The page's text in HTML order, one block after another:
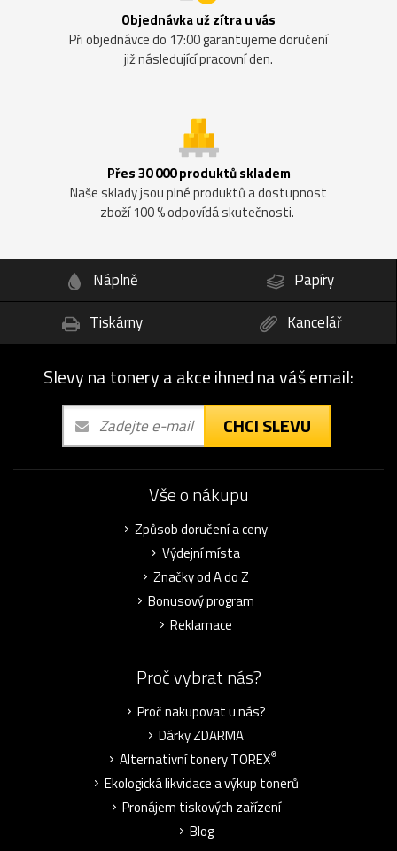
Objednávka už zítra u vás
Při objednávce do 17:00 garantujeme doručení
již následující pracovní den.
Přes 30 000 produktů skladem
Naše sklady jsou plné produktů a dostupnost
zboží 100 % odpovídá skutečnosti.
Náplně
Papíry
Tiskárny
Kancelář
Slevy na tonery a akce ihned na váš email:
CHCI SLEVU
Vše o nákupu
Způsob doručení a ceny
Výdejní místa
Značky od A do Z
Bonusový program
Reklamace
Proč vybrat nás?
Proč nakupovat u nás?
Dárky ZDARMA
Alternativní tonery TOREX®
Ekologická likvidace a výkup tonerů
Pronájem tiskových zařízení
Blog